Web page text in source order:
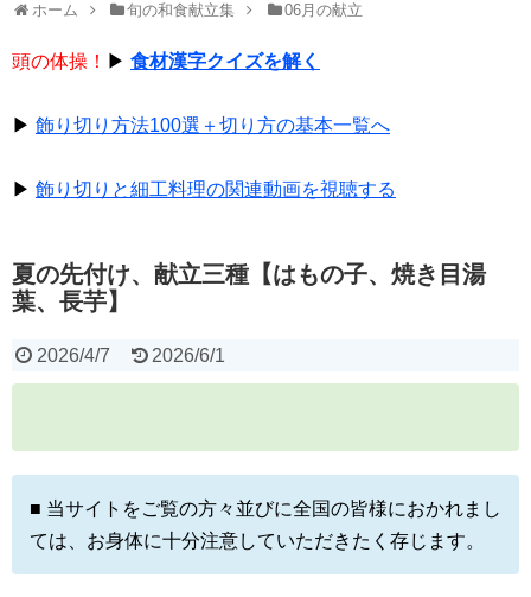
ホーム 旬の和食献立集 06月の献立
頭の体操！ ▶ 食材漢字クイズを解く
▶ 飾り切り方法100選＋切り方の基本一覧へ
▶ 飾り切りと細工料理の関連動画を視聴する
夏の先付け、献立三種【はもの子、焼き目湯
葉、長芋】
2026/4/7 2026/6/1
■ 当サイトをご覧の方々並びに全国の皆様におかれまし
ては、お身体に十分注意していただきたく存じます。